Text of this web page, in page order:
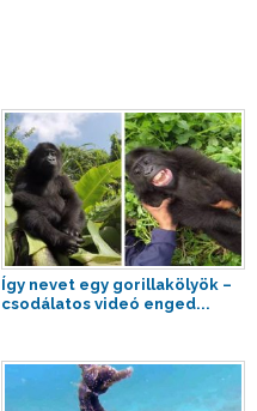
Így nevet egy gorillakölyök –
csodálatos videó enged...